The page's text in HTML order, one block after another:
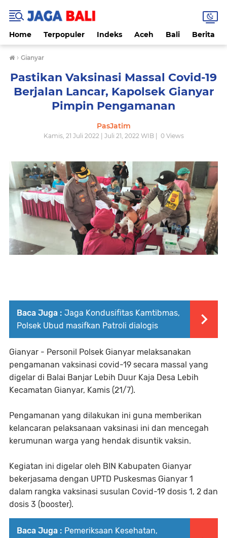
Home Terpopuler Indeks Aceh Bali Berita
› Gianyar
Pastikan Vaksinasi Massal Covid-19
Berjalan Lancar, Kapolsek Gianyar
Pimpin Pengamanan
PasJatim
Kamis, 21 Juli 2022 | Juli 21, 2022 WIB | 0Views
Baca Juga : Jaga Kondusifitas Kamtibmas,
Polsek Ubud masifkan Patroli dialogis
Gianyar - Personil Polsek Gianyar melaksanakan
pengamanan vaksinasi covid-19 secara massal yang
digelar di Balai Banjar Lebih Duur Kaja Desa Lebih
Kecamatan Gianyar, Kamis (21/7).
Pengamanan yang dilakukan ini guna memberikan
kelancaran pelaksanaan vaksinasi ini dan mencegah
kerumunan warga yang hendak disuntik vaksin.
Kegiatan ini digelar oleh BIN Kabupaten Gianyar
bekerjasama dengan UPTD Puskesmas Gianyar 1
dalam rangka vaksinasi susulan Covid-19 dosis 1, 2 dan
dosis 3 (booster).
Baca Juga : Pemeriksaan Kesehatan,